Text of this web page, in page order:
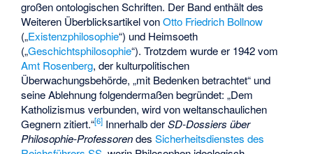
großen ontologischen Schriften. Der Band enthält des
Weiteren Überblicksartikel vonOtto Friedrich Bollnow
(„Existenzphilosophie“) und Heimsoeth
(„Geschichtsphilosophie“). Trotzdem wurde er 1942 vom
Amt Rosenberg, der kulturpolitischen
Überwachungsbehörde, „mit Bedenken betrachtet“ und
seine Ablehnung folgendermaßen begründet: „Dem
Katholizismus verbunden, wird von weltanschaulichen
Gegnern zitiert.“[6] Innerhalb derSD-Dossiers über
Philosophie-ProfessorendesSicherheitsdienstes des